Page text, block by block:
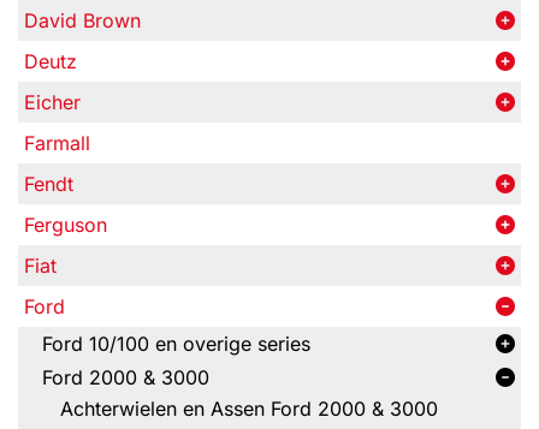
David Brown
Deutz
Eicher
Farmall
Fendt
Ferguson
Fiat
Ford
Ford 10/100 en overige series
Ford 2000 & 3000
Achterwielen en Assen Ford 2000 & 3000